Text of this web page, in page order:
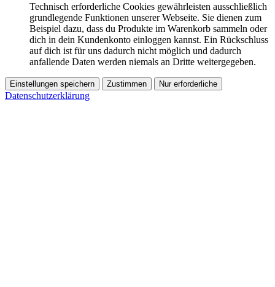
Technisch erforderliche Cookies gewährleisten ausschließlich
grundlegende Funktionen unserer Webseite. Sie dienen zum
Beispiel dazu, dass du Produkte im Warenkorb sammeln oder
dich in dein Kundenkonto einloggen kannst. Ein Rückschluss
auf dich ist für uns dadurch nicht möglich und dadurch
anfallende Daten werden niemals an Dritte weitergegeben.
Einstellungen speichern Zustimmen Nur erforderliche
Datenschutzerklärung